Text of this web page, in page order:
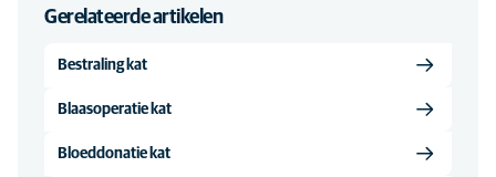
Gerelateerde artikelen
Bestraling kat
Blaasoperatie kat
Bloeddonatie kat